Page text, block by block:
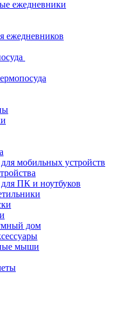
ежедневники
ежедневников
мобильных устройств
ПК и ноутбуков
дом
мыши